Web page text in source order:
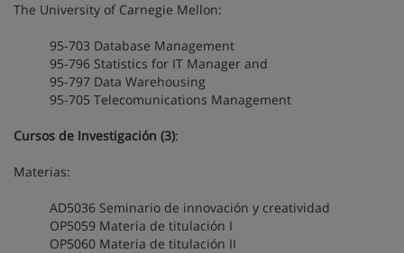
The University of Carnegie Mellon:
95-703 Database Management
95-796 Statistics for IT Manager and
95-797 Data Warehousing
95-705 Telecomunications Management
Cursos de Investigación (3):
Materias:
AD5036 Seminario de innovación y creatividad
OP5059 Materia de titulación I
OP5060 Materia de titulación II